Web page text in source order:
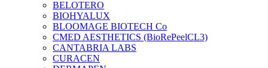
BELOTERO
BIOHYALUX
BLOOMAGE BIOTECH Co
CMED AESTHETICS (BioRePeelCL3)
CANTABRIA LABS
CURACEN